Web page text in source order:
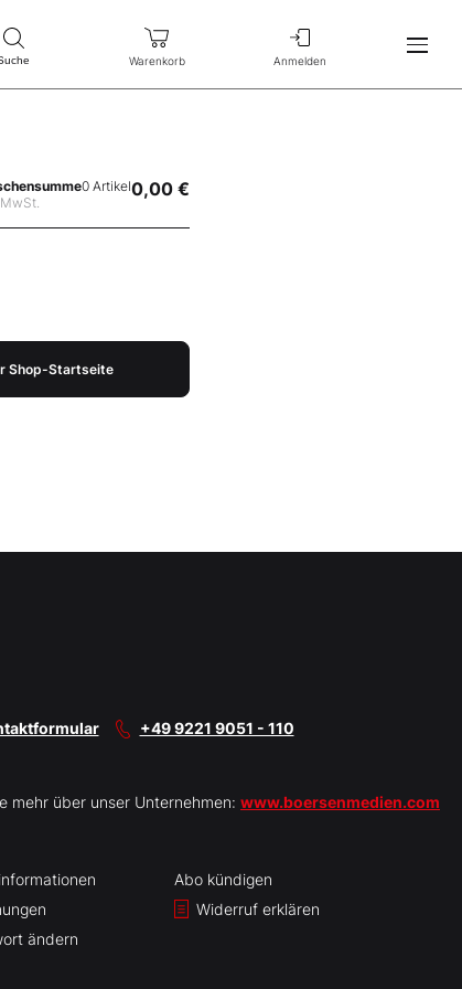
Warenkorb Anmelden
0 Artikel0,00 €
Shop-Startseite
+49 9221 9051 - 110
mehr über unser Unternehmen: www.boersenmedien.com
ändern
Abo kündigen
Widerruf erklären